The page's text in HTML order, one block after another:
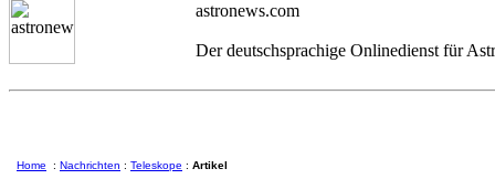
astronews.com
Der deutschsprachige Onlinedienst für
Home : Nachrichten : Teleskope : Artikel